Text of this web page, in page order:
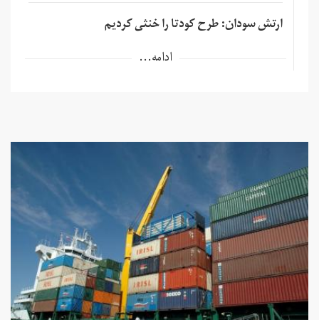
ارتش سودان: طرح کودتا را خنثی کردیم
ادامه...